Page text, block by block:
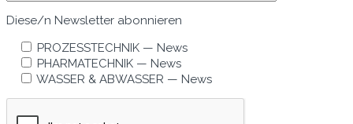
Diese/n Newslet­ter abonnieren
PROZESSTECHNIK — News
PHARMATECHNIK — News
WASSER & ABWASSER — News